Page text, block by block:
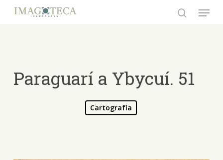
Menu
Paraguarí a Ybycuí. 51
Cartografía